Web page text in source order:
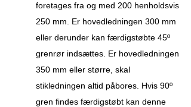
foretages fra og med 200 henholdsvis
250 mm. Er hovedledningen 300 mm
eller derunder kan færdigstøbte 45º
grenrør indsættes. Er hovedledningen
350 mm eller større, skal
stikledningen altid påbores. Hvis 90º
gren findes færdigstøbt kan denne